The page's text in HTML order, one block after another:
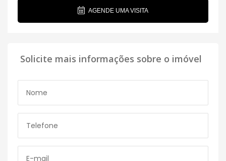
AGENDE UMA VISITA
Solicite mais informações sobre o imóvel